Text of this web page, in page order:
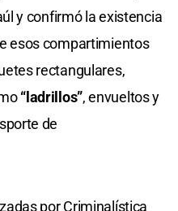
y confirmó la existencia
esos compartimientos
rectangulares,
“ladrillos”, envueltos y
de
por Criminalística